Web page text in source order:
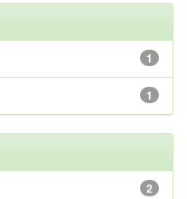
1
1
2